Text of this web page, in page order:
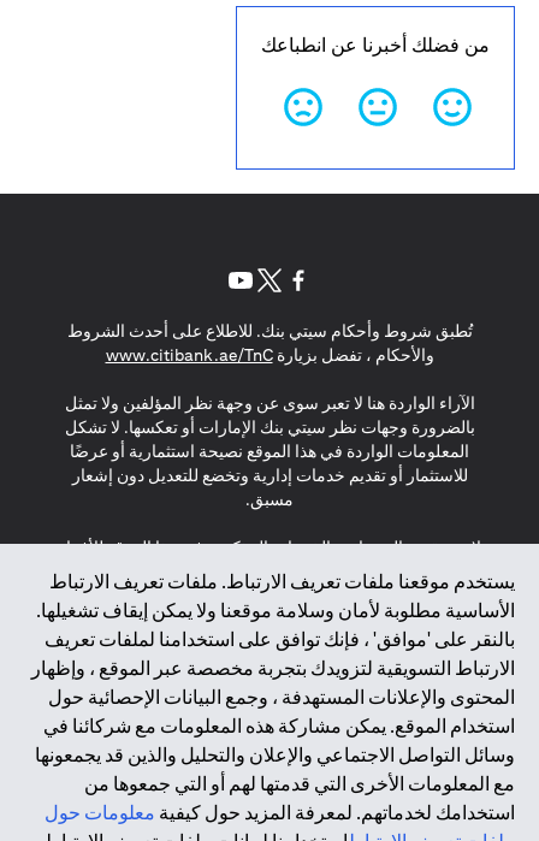
من فضلك أخبرنا عن انطباعك
يستخدم موقعنا ملفات تعريف الارتباط. ملفات تعريف الارتباط
الأساسية مطلوبة لأمان وسلامة موقعنا ولا يمكن إيقاف تشغيلها.
بالنقر على 'موافق' ، فإنك توافق على استخدامنا لملفات تعريف
الارتباط التسويقية لتزويدك بتجربة مخصصة عبر الموقع ، وإظهار
المحتوى والإعلانات المستهدفة ، وجمع البيانات الإحصائية حول
استخدام الموقع. يمكن مشاركة هذه المعلومات مع شركائنا في
وسائل التواصل الاجتماعي والإعلان والتحليل والذين قد يجمعونها
مع المعلومات الأخرى التي قدمتها لهم أو التي جمعوها من
استخدامك لخدماتهم. لمعرفة المزيد حول كيفية معلومات حول
تُطبق شروط وأحكام سيتي بنك. للاطلاع على أحدث الشروط
والأحكام ، تفضل بزيارةwww.citibank.ae/TnC
in a new tab
الآراء الواردة هنا لا تعبر سوى عن وجهة نظر المؤلفين ولا تمثل
بالضرورة وجهات نظر سيتي بنك الإمارات أو تعكسها. لا تشكل
المعلومات الواردة في هذا الموقع نصيحة استثمارية أو عرضًا
للاستثمار أو تقديم خدمات إدارية وتخضع للتعديل دون إشعار
مسبق.
لا يتم تقديم المنتجات والخدمات المذكورة في هذا الموقع للأفراد
المقيمين في الاتحاد الأوروبي أو المنطقة الاقتصادية الأوروبية أو
سويسرا أو غيرنسي أو جيرسي أو موناكو أو سان مارينو أو
الفاتيكان أو جزيرة مان أو المملكة المتحدة أو خصوصية البيانات
(لائحة حماية البيانات العامة \ قانون حماية البيانات الشخصية
العامة \ قانون خصوصية نيوزيلندا). المحتوى الموجود في هذه
الصفحة ليس ولا ينبغي تفسيره على أنه عرض أو دعوة أو دعوة
لشراء أو بيع أي من المنتجات والخدمات المذكورة هنا لمثل هؤلاء
الأفراد.
*GDPR – اللائحة العامة لحماية البيانات؛ * LGPD – Lei Geral de
Proteção de Dados Pessoais ; *NZPA – قانون الخصوصية
النيوزيلندي